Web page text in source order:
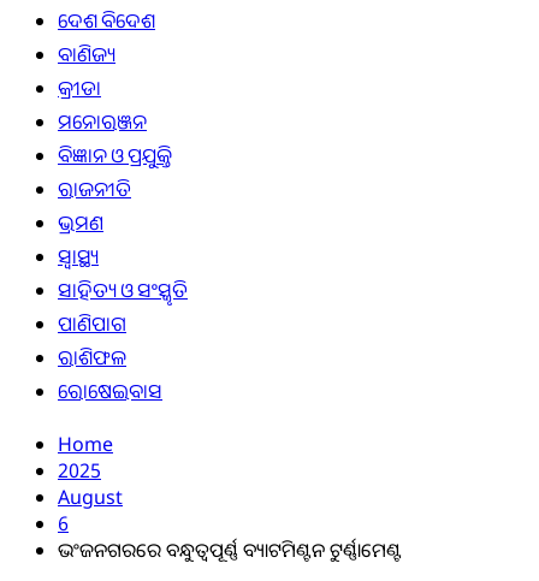
ଦେଶ ବିଦେଶ
ବାଣିଜ୍ୟ
କ୍ରୀଡା
ମନୋରଞ୍ଜନ
ବିଜ୍ଞାନ ଓ ପ୍ରଯୁକ୍ତି
ରାଜନୀତି
ଭ୍ରମଣ
ସ୍ୱାସ୍ଥ୍ୟ
ସାହିତ୍ୟ ଓ ସଂସ୍କୃତି
ପାଣିପାଗ
ରାଶିଫଳ
ରୋଷେଇବାସ
Home
2025
August
6
ଭଂଜନଗରରେ ବନ୍ଧୁତ୍ୱପୂର୍ଣ୍ଣ ବ୍ୟାଟମିଣ୍ଟନ ଟୁର୍ଣ୍ଣାମେଣ୍ଟ